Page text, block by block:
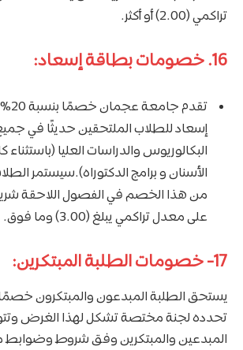
تراكمي (2.00) أو أكثر.
16. خصومات بطاقة إسعاد:
إسعاد للطلاب الملتحقين حديثًا في
البكالوريوس والدراسات العليا
الأسنان و برامج الدكتوراه).سيستمر
من هذا الخصم في الفصول اللاحقة
على معدل تراكمي يبلغ (3.00) وما فوق.
17- خصومات الطلبة المبتكرين:
تحدده لجنة مختصة تشكل لهذا الغرض
المبدعين والمبتكرين وفق شروط وضوابط